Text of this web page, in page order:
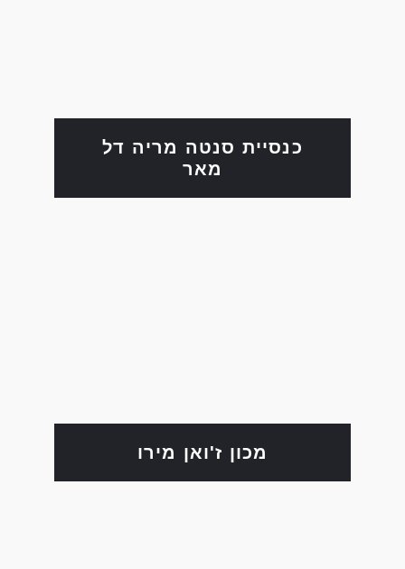
כנסיית סנטה מריה דל
מאר
מכון ז'ואן מירו